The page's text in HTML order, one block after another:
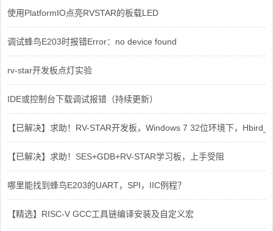
使用PlatformIO点亮RVSTAR的板载LED
调试蜂鸟E203时报错Error：no device found
rv-star开发板点灯实验
IDE或控制台下载调试报错（持续更新）
【已解决】求助！RV-STAR开发板，Windows 7 32位环境下，
【已解决】求助！SES+GDB+RV-STAR学习板，上手受阻
哪里能找到蜂鸟E203的UART，SPI，IIC例程？
【精选】RISC-V GCC工具链编译安装及自定义宏